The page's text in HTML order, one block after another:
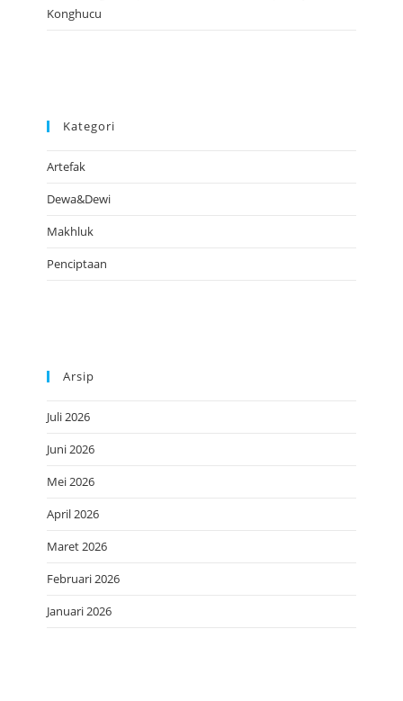
Konghucu
Kategori
Artefak
Dewa&Dewi
Makhluk
Penciptaan
Arsip
Juli 2026
Juni 2026
Mei 2026
April 2026
Maret 2026
Februari 2026
Januari 2026